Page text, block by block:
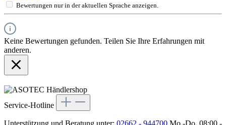
Bewertungen nur in der aktuellen Sprache anzeigen.
Keine Bewertungen gefunden. Teilen Sie Ihre Erfahrungen mit
anderen.
Service-Hotline
Unterstützung und Beratung unter: 02662 - 944700 Mo.-Do. 08:00 -